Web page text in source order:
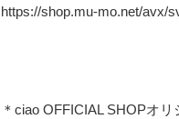
https://shop.mu-mo.net/avx/
＊ciao OFFICIAL SHOPオリ